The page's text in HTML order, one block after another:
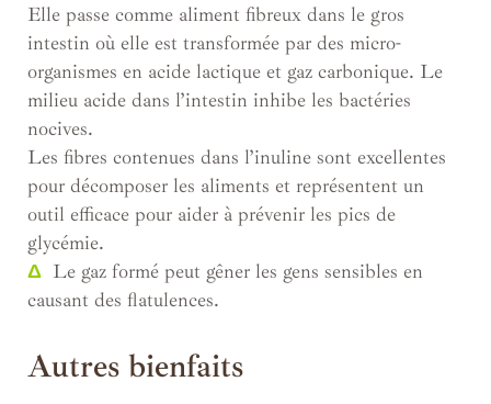
Elle passe comme aliment fibreux dans le gros
intestin où elle est transformée par des micro-
organismes en acide lactique et gaz carbonique. Le
milieu acide dans l’intestin inhibe les bactéries
nocives.
Les fibres contenues dans l’inuline sont excellentes
pour décomposer les aliments et représentent un
outil efficace pour aider à prévenir les pics de
glycémie.
Δ Le gaz formé peut gêner les gens sensibles en
causant des flatulences.
Autres bienfaits